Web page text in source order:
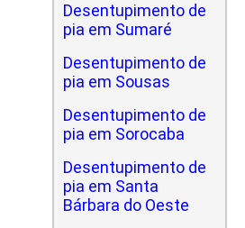
Desentupimento de
pia em Sumaré
Desentupimento de
pia em Sousas
Desentupimento de
pia em Sorocaba
Desentupimento de
pia em Santa
Bárbara do Oeste